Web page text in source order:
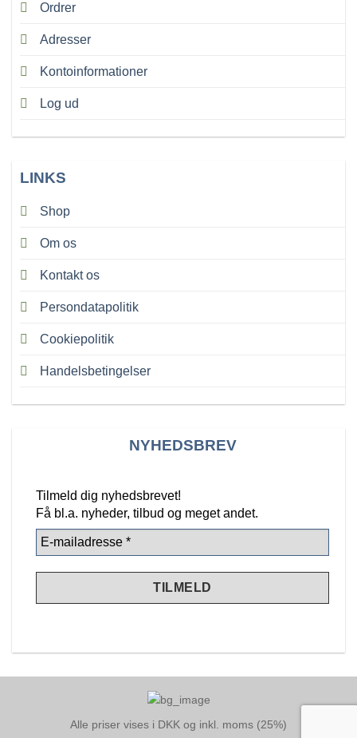
Ordrer
Adresser
Kontoinformationer
Log ud
LINKS
Shop
Om os
Kontakt os
Persondatapolitik
Cookiepolitik
Handelsbetingelser
NYHEDSBREV
Tilmeld dig nyhedsbrevet!
Få bl.a. nyheder, tilbud og meget andet.
Alle priser vises i DKK og inkl. moms (25%)